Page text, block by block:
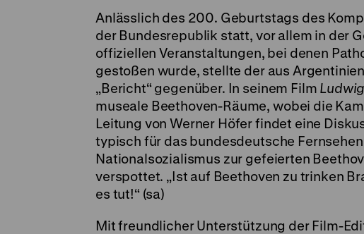
Anlässlich des 200. Geburtstags des
der Bundesrepublik statt, vor allem in der
offiziellen Veranstaltungen, bei denen
gestoßen wurde, stellte der aus
„Bericht“ gegenüber. In seinem Film
museale Beethoven-Räume, wobei die
Leitung von Werner Höfer findet eine
typisch für das bundesdeutsche Fernsehen
Nationalsozialismus zur gefeierten
verspottet. „Ist auf Beethoven zu trinken
es tut!“ (sa)
Mit freundlicher Unterstützung der Film-